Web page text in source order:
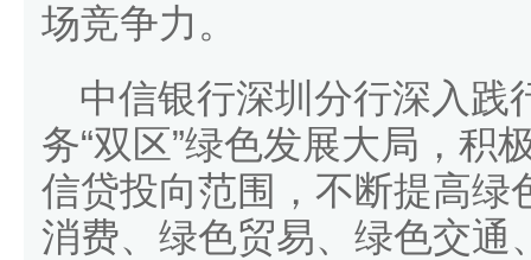
场竞争力。
中信银行深圳分行深入践
务“双区”绿色发展大局，积
信贷投向范围，不断提高绿
消费、绿色贸易、绿色交通